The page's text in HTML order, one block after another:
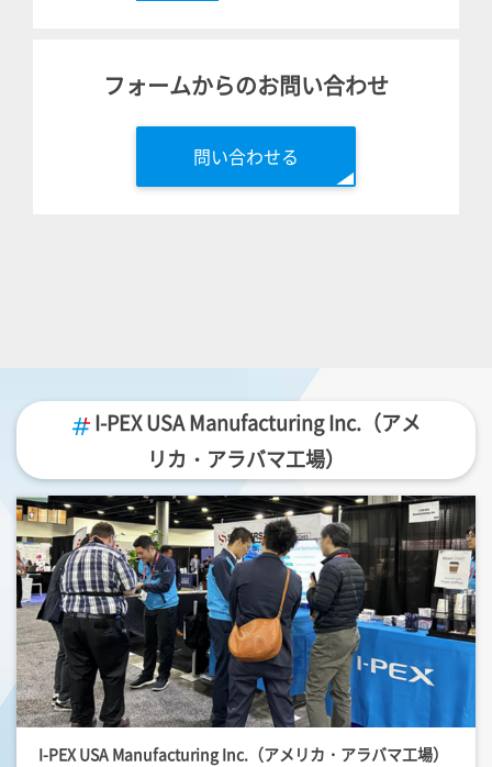
フォームからのお問い合わせ
問い合わせる
I-PEXUSA Manufacturing Inc.（アメ
リカ・アラバマ工場）
I-PEX USA Manufacturing Inc.（アメリカ・アラバマ工場）